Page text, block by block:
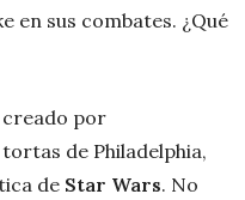
en sus combates. ¿Qué
creado por
de Philadelphia,
de Star Wars. No